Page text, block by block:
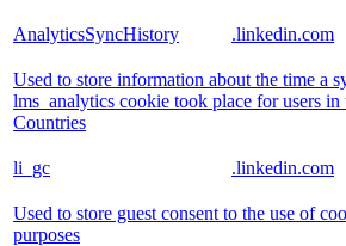
AnalyticsSyncHistory .linkedin.com
Used to store information about the time a
lms_analytics cookie took place for users in
Countries
li_gc .linkedin.com
Used to store guest consent to the use of
purposes